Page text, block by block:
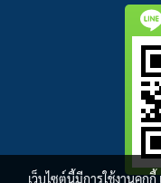
เว็บไซต์นี้มีการใช้งานคุ